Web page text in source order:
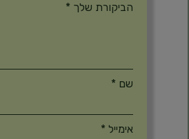
הביקורת שלך *
שם *
אימייל *